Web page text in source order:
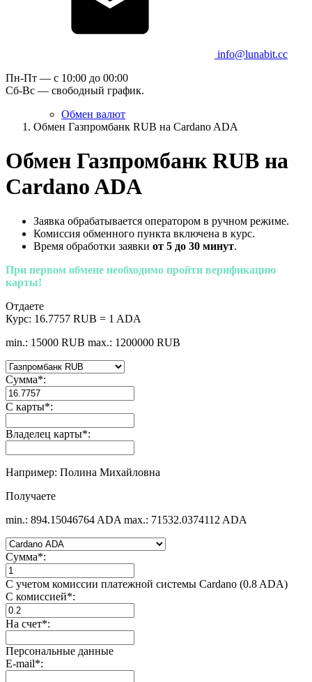
info@lunabit.cc
Пн-Пт — c 10:00 до 00:00
Сб-Вс — свободный график.
Обмен валют
Обмен Газпромбанк RUB на Cardano ADA
Обмен Газпромбанк RUB на
Cardano ADA
Заявка обрабатывается оператором в ручном режиме.
Комиссия обменного пункта включена в курс.
Время обработки заявки от 5 до 30 минут.
При первом обмене необходимо пройти верификацию
карты!
Отдаете
Курс: 16.7757 RUB = 1 ADA
min.: 15000 RUB max.: 1200000 RUB
Сумма*:
С карты*:
Владелец карты*:
Например: Полина Михайловна
Получаете
min.: 894.15046764 ADA max.: 71532.0374112 ADA
Сумма*:
С учетом комиссии платежной системы Cardano (0.8 ADA)
С комиссией*:
На счет*:
Персональные данные
E-mail*: